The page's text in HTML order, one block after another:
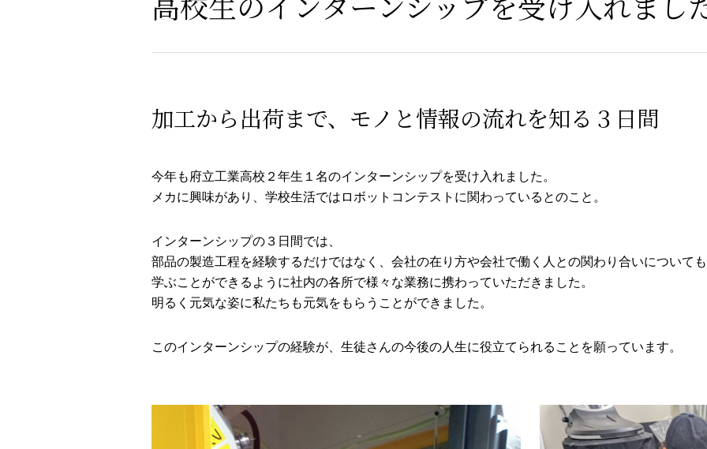
加工から出荷まで、モノと情報の流れを知る３日間
今年も府立工業高校２年生１名のインターンシップを受け入れました。
メカに興味があり、学校生活ではロボットコンテストに関わっているとのこと。
インターンシップの３日間では、
部品の製造工程を経験するだけではなく、会社の在り方や会社で働く人との関わり合いについても
学ぶことができるように社内の各所で様々な業務に携わっていただきました。
明るく元気な姿に私たちも元気をもらうことができました。
このインターンシップの経験が、生徒さんの今後の人生に役立てられることを願っています。